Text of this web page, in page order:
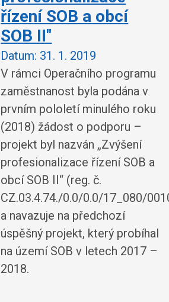
řízení SOB a obcí
SOB II"
Datum: 31. 1. 2019
V rámci Operačního programu
zaměstnanost byla podána v
prvním pololetí minulého roku
(2018) žádost o podporu –
projekt byl nazván „Zvýšení
profesionalizace řízení SOB a
obcí SOB II“ (reg. č.
CZ.03.4.74./0.0/0.0/17_080/
a navazuje na předchozí
úspěšný projekt, který probíhal
na území SOB v letech 2017 –
2018.